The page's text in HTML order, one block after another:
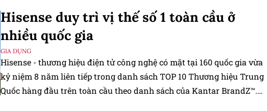
Hisense duy trì vị thế số 1 toàn cầu ở
nhiều quốc gia
GIA DỤNG
Hisense - thương hiệu điện tử công nghệ có mặt tại 160 quốc gia vừa
kỷ niệm 8 năm liên tiếp trong danh sách TOP 10 Thương hiệu Trung
Quốc hàng đầu trên toàn cầu theo danh sách của Kantar BrandZ™.